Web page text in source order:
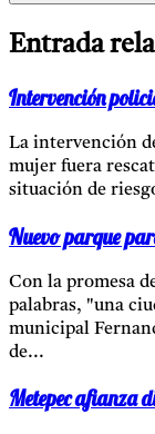
Entrada
Intervención
La intervención
mujer fuera
situación de
Nuevo parque
Con la promesa
palabras, "una
municipal
de...
Metepec afianza